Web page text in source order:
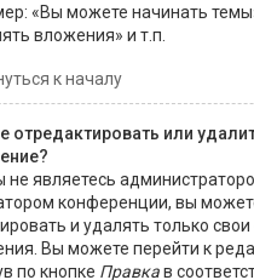
«Вы можете начинать
вложения» и т.п.
к началу
отредактировать или
не являетесь
конференции, вы
и удалять только
Вы можете перейти к
по кнопке Правкав